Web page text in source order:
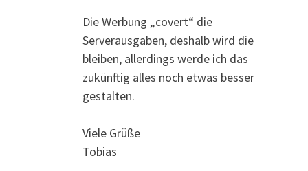
Die Werbung „covert“ die
Serverausgaben, deshalb wird die
bleiben, allerdings werde ich das
zukünftig alles noch etwas besser
gestalten.
Viele Grüße
Tobias